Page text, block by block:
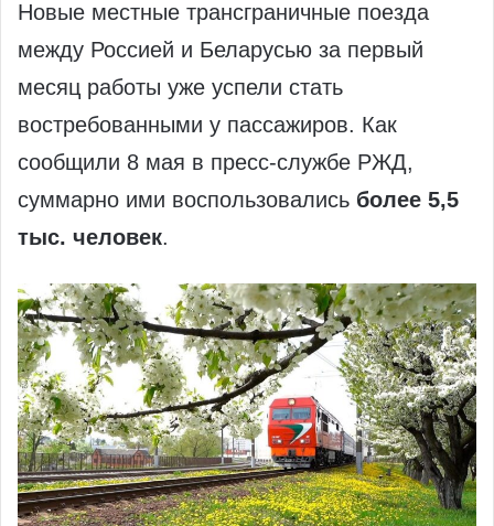
Новые местные трансграничные поезда
между Россией и Беларусью за первый
месяц работы уже успели стать
востребованными у пассажиров. Как
сообщили 8 мая в пресс-службе РЖД,
суммарно ими воспользовались более 5,5
тыс. человек.